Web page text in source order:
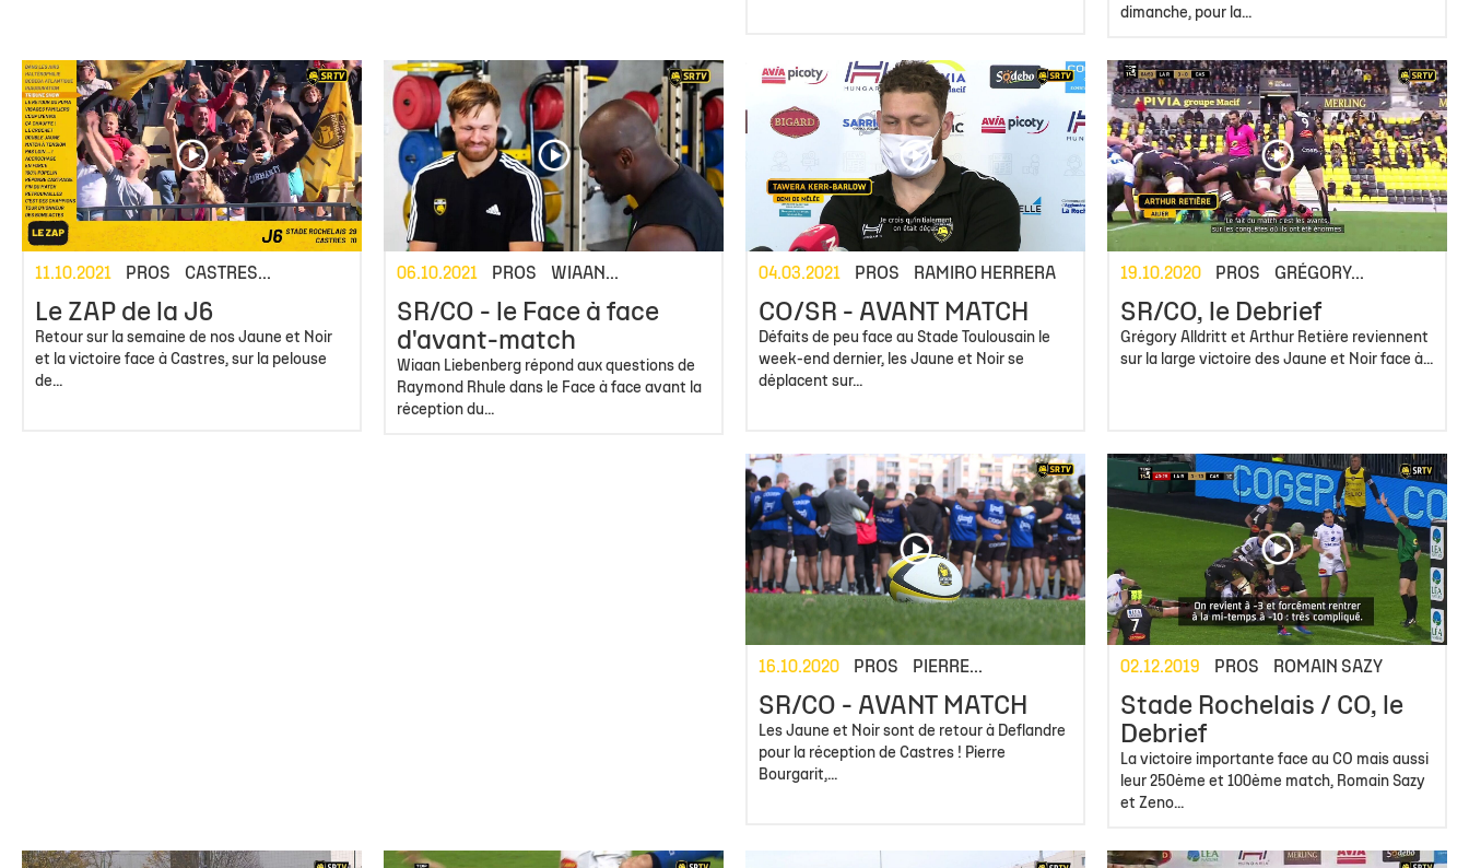
dimanche, pour la...
11.10.2021 PROS CASTRES...
Le ZAP de la J6
Retour sur la semaine de nos Jaune et Noir
et la victoire face à Castres, sur la pelouse
de...
06.10.2021 PROS WIAAN...
SR/CO - le Face à face
d'avant-match
Wiaan Liebenberg répond aux questions de
Raymond Rhule dans le Face à face avant la
réception du...
04.03.2021 PROS RAMIRO HERRERA
CO/SR - AVANT MATCH
Défaits de peu face au Stade Toulousain le
week-end dernier, les Jaune et Noir se
déplacent sur...
19.10.2020 PROS GRÉGORY...
SR/CO, le Debrief
Grégory Alldritt et Arthur Retière reviennent
sur la large victoire des Jaune et Noir face à...
16.10.2020 PROS PIERRE...
SR/CO - AVANT MATCH
Les Jaune et Noir sont de retour à Deflandre
pour la réception de Castres ! Pierre
Bourgarit,...
02.12.2019 PROS ROMAIN SAZY
Stade Rochelais / CO, le
Debrief
La victoire importante face au CO mais aussi
leur 250ème et 100ème match, Romain Sazy
et Zeno...